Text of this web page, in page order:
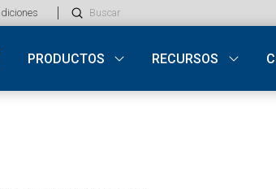
Search
Submit
PRODUCTOS RECURSOS